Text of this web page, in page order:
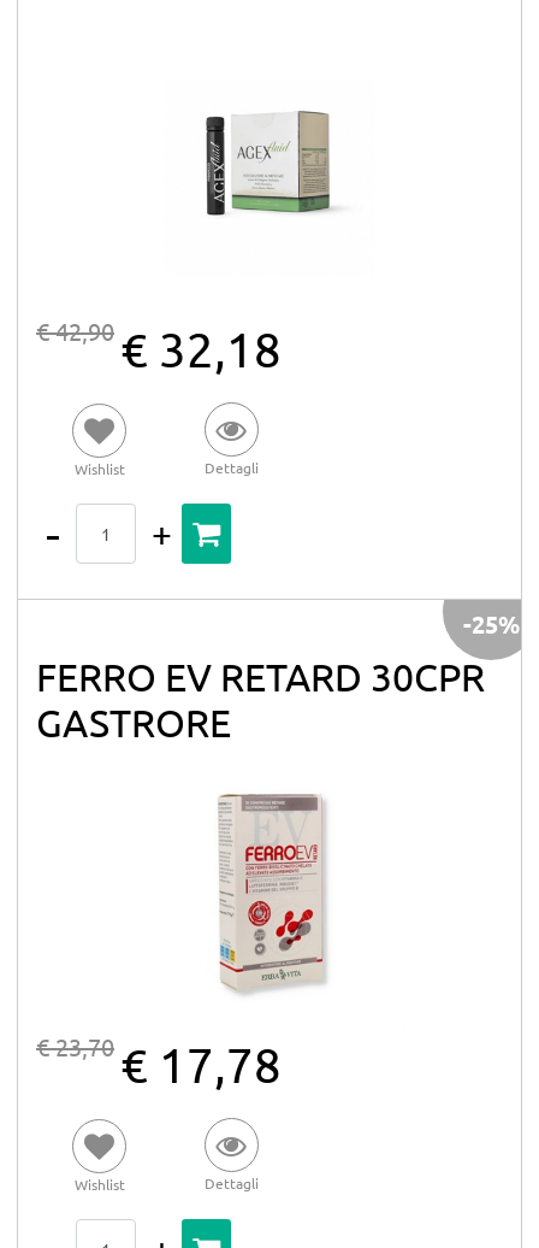
€ 42,90 € 32,18
Wishlist Dettagli
FERRO EV RETARD 30CPR
GASTRORE
€ 23,70 € 17,78
Wishlist Dettagli
-25%